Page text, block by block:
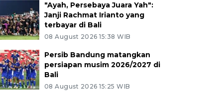
"Ayah, Persebaya Juara Yah":
Janji Rachmat Irianto yang
terbayar di Bali
08 August 2026 15:38 WIB
Persib Bandung matangkan
persiapan musim 2026/2027 di
Bali
08 August 2026 15:25 WIB